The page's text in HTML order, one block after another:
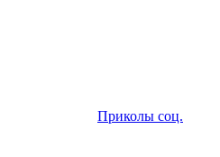
Приколы соц.